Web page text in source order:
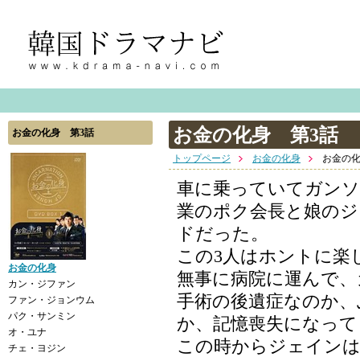
お金の化身 第3話
お金の化身
カン・ジファン
ファン・ジョンウム
パク・サンミン
オ・ユナ
チェ・ヨジン
お金の化身 第3話
トップページ お金の化身 お金の
車に乗っていてガン
業のポク会長と娘の
ドだった。
この3人はホントに楽
無事に病院に運んで
手術の後遺症なのか
か、記憶喪失になっ
この時からジェイン